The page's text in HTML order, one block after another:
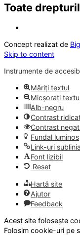
Toate
Concept realizat de
Skip to content
Instrumente de
Măriți textul
Micșorați
Alb-negru
Contrast
Contrast
Fundal luminos
Link-uri
Font lizibil
Reset
Hartă site
Ajutor
Feedback
Acest site folosește
Folosim cookie-uri pe